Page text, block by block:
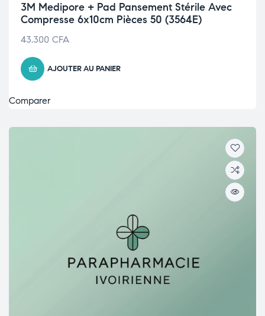
3M Medipore + Pad Pansement Stérile Avec
Compresse 6x10cm Pièces 50 (3564E)
43.300 CFA
AJOUTER AU PANIER
Comparer